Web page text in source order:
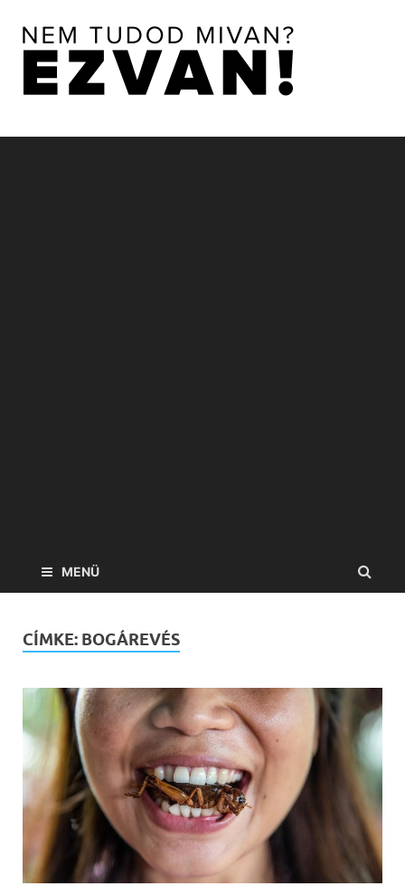
MENÜ
CÍMKE: BOGÁREVÉS